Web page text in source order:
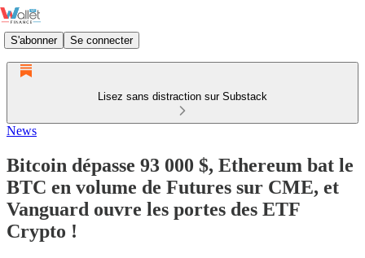
S'abonner Se connecter
Lisez sans distraction sur Substack
News
Bitcoin dépasse 93 000 $, Ethereum bat le
BTC en volume de Futures sur CME, et
Vanguard ouvre les portes des ETF
Crypto !